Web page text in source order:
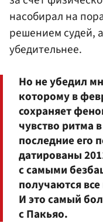
насобирал на
решением судей,
убедительнее.
Но не убедил
которому в
сохраняет
чувство ритма
последние его
датированы
с самыми
получаются
И это самый
с Пакьяо.